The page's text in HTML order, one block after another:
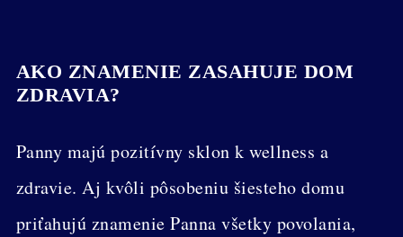
AKO ZNAMENIE ZASAHUJE DOM
ZDRAVIA?
Panny majú pozitívny sklon k wellness a
zdravie. Aj kvôli pôsobeniu šiesteho domu
priťahujú znamenie Panna všetky povolania,